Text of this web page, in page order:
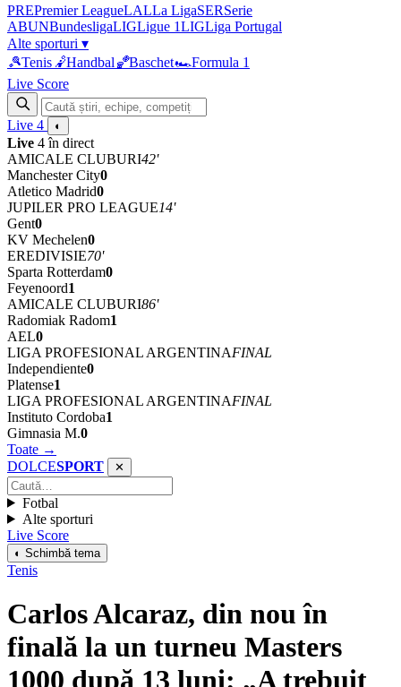
PREPremier LeagueLALLa LigaSERSerie
ABUNBundesligaLIGLigue 1LIGLiga Portugal
Alte sporturi ▾
🎾Tenis 🤾Handbal🏀Baschet🏎Formula 1
Live Score
Live 4 ◐
Live 4 în direct
AMICALE CLUBURI42'
Manchester City0
Atletico Madrid0
JUPILER PRO LEAGUE14'
Gent0
KV Mechelen0
EREDIVISIE70'
Sparta Rotterdam0
Feyenoord1
AMICALE CLUBURI86'
Radomiak Radom1
AEL0
LIGA PROFESIONAL ARGENTINAFINAL
Independiente0
Platense1
LIGA PROFESIONAL ARGENTINAFINAL
Instituto Cordoba1
Gimnasia M.0
Toate →
DOLCESPORT ✕
Fotbal
Alte sporturi
Live Score
◐ Schimbă tema
Tenis
Carlos Alcaraz, din nou în
finală la un turneu Masters
1000 după 13 luni: „A trebuit